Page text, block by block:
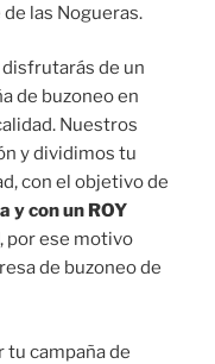
las Nogueras.
de un
de buzoneo en
Nuestros
y dividimos tu
con el objetivo de
y con un ROY
, por ese motivo
de buzoneo de
tu campaña de